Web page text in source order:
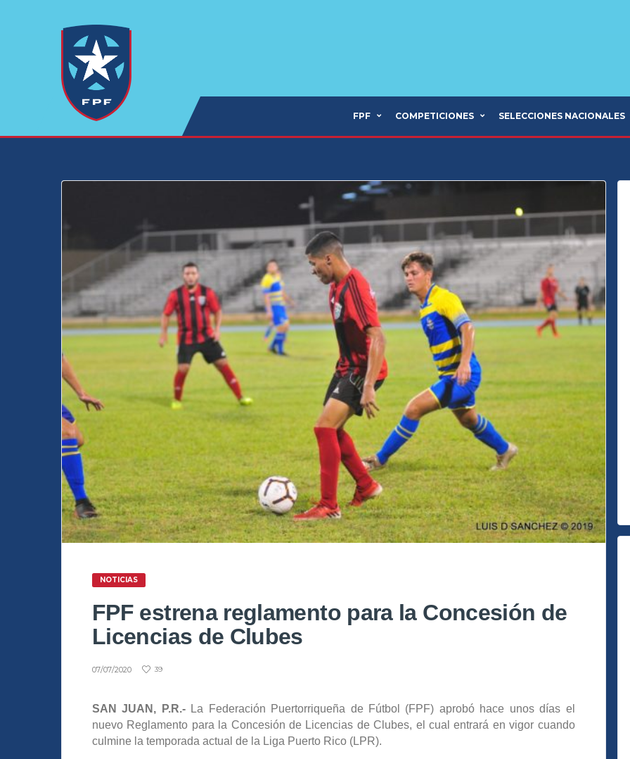
FPF COMPETICIONES SELECCIONES NACIONALES
NOTICIAS
FPF estrena reglamento para la Concesión de
Licencias de Clubes
07/07/2020 39
SAN JUAN, P.R.-La Federación Puertorriqueña de Fútbol (FPF) aprobó hace unos días el
nuevo Reglamento para la Concesión de Licencias de Clubes, el cual entrará en vigor cuando
culmine la temporada actual de la Liga Puerto Rico (LPR).